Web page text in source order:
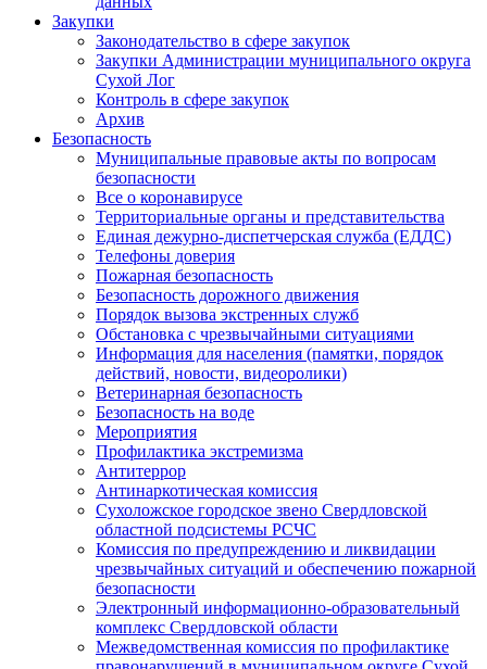
Закупки
Законодательство в сфере закупок
Закупки Администрации муниципального округа
Сухой Лог
Контроль в сфере закупок
Архив
Безопасность
Муниципальные правовые акты по вопросам
безопасности
Все о коронавирусе
Территориальные органы и представительства
Единая дежурно-диспетчерская служба (ЕДДС)
Телефоны доверия
Пожарная безопасность
Безопасность дорожного движения
Порядок вызова экстренных служб
Обстановка с чрезвычайными ситуациями
Информация для населения (памятки, порядок
действий, новости, видеоролики)
Ветеринарная безопасность
Безопасность на воде
Мероприятия
Профилактика экстремизма
Антитеррор
Антинаркотическая комиссия
Сухоложское городское звено Свердловской
областной подсистемы РСЧС
Комиссия по предупреждению и ликвидации
чрезвычайных ситуаций и обеспечению пожарной
безопасности
Электронный информационно-образовательный
комплекс Cвердловской области
Межведомственная комиссия по профилактике